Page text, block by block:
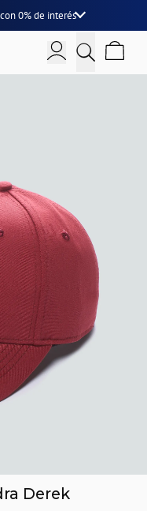
0% de interés
Derek